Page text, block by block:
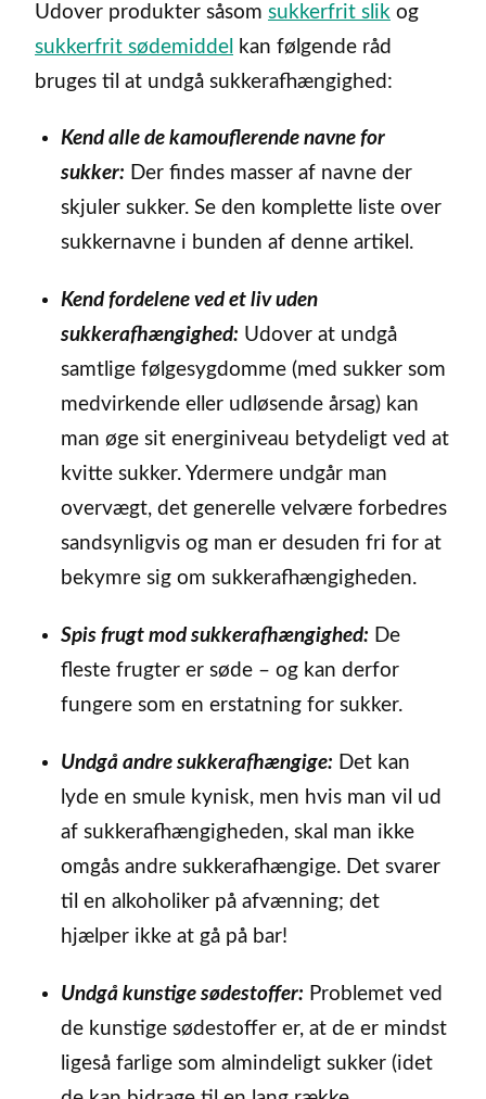
Udover produkter såsom sukkerfrit slik og
sukkerfrit sødemiddel
kan følgende råd
bruges til at undgå sukkerafhængighed:
Kend alle de kamouflerende navne for
sukker: Der findes masser af navne der
skjuler sukker. Se den komplette liste over
sukkernavne i bunden af denne artikel.
Kend fordelene ved et liv uden
sukkerafhængighed: Udover at undgå
samtlige følgesygdomme (med sukker som
medvirkende eller udløsende årsag) kan
man øge sit energiniveau betydeligt ved at
kvitte sukker. Ydermere undgår man
overvægt, det generelle velvære forbedres
sandsynligvis og man er desuden fri for at
bekymre sig om sukkerafhængigheden.
Spis frugt mod sukkerafhængighed: De
fleste frugter er søde – og kan derfor
fungere som en erstatning for sukker.
Undgå andre sukkerafhængige: Det kan
lyde en smule kynisk, men hvis man vil ud
af sukkerafhængigheden, skal man ikke
omgås andre sukkerafhængige. Det svarer
til en alkoholiker på afvænning; det
hjælper ikke at gå på bar!
Undgå kunstige sødestoffer: Problemet ved
de kunstige sødestoffer er, at de er mindst
ligeså farlige som almindeligt sukker (idet